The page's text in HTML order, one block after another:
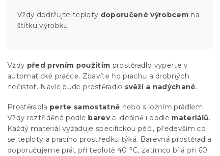
Vždy dodržujte teploty doporučené výrobcem na
štítku výrobku.
Vždy před prvním použitím prostěradlo vyperte v
automatické pračce. Zbavíte ho prachu a drobných
nečistot. Navíc bude prostěradlo svěží a nadýchané.
Prostěradla perte samostatně nebo s ložním prádlem.
Vždy roztříděné podle bareva ideálně i podle materiálů.
Každý materiál vyžaduje specifickou péči, především co
se teploty a pracího prostředku týká. Barevná prostěradla
doporučujeme prát při teplotě 40 °C, zatímco bílá při 60